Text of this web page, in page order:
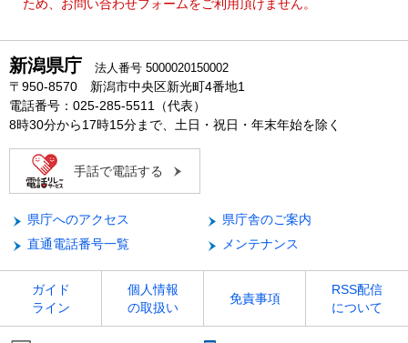
ため、お問い合わせフォームをご利用頂けません。
新潟県庁 法人番号 5000020150002
〒950-8570 新潟市中央区新光町4番地1
電話番号：025-285-5511（代表）
8時30分から17時15分まで、土日・祝日・年末年始を除く
手話で電話する
県庁へのアクセス
県庁舎のご案内
直通電話番号一覧
メンテナンス
ガイド
ライン
個人情報
の取扱い
免責事項
RSS配信
について